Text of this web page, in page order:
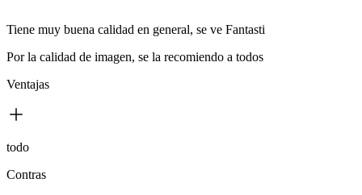
Tiene muy buena calidad en general, se ve Fantasti
Por la calidad de imagen, se la recomiendo a todos
Ventajas
todo
Contras